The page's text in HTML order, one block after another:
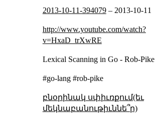
2013-10-11-394079– 2013-10-11
http://www.youtube.com/watch?
v=HxaD_trXwRE
Lexical Scanning in Go - Rob-Pike
#go-lang #rob-pike
բնօրինակ սփիւռքում(եւ
մեկնաբանութիւննե՞ր)